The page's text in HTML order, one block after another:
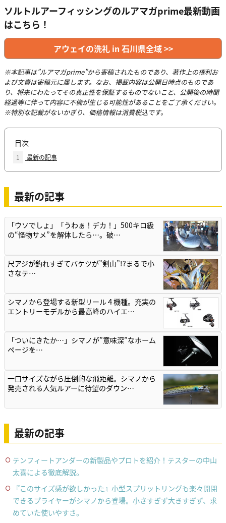
ソルトルアーフィッシングのルアマガprime最新動画
はこちら！
アウェイの洗礼 in 石川県全域 >>
※本記事は”ルアマガprime”から寄稿されたものであり、著作上の権利お
よび文責は寄稿元に属します。なお、掲載内容は公開日時点のものであ
り、将来にわたってその真正性を保証するものでないこと、公開後の時間
経過等に伴って内容に不備が生じる可能性があることをご了承ください。
※特別な記載がないかぎり、価格情報は消費税込です。
目次
1 最新の記事
最新の記事
「ウソでしょ」「うわぁ！デカ！」500キロ級
の“怪物サメ”を解体したら…。破…
尺アジが釣れすぎてバケツが”剣山”!?まるで小
さなテ…
シマノから登場する新型リール４機種。充実の
エントリーモデルから最高峰のハイエ…
「ついにきたか…」シマノが”意味深”なホーム
ページを…
一口サイズながら圧倒的な飛距離。シマノから
発売される人気ルアーに待望のダウン…
最新の記事
テンフィートアンダーの新製品やプロトを紹介！テスターの中山
太喜による徹底解説。
『このサイズ感が欲しかった』小型スプリットリングも楽々開閉
できるプライヤーがシマノから登場。小さすぎず大きすぎず、求
めていた使いやすさ。